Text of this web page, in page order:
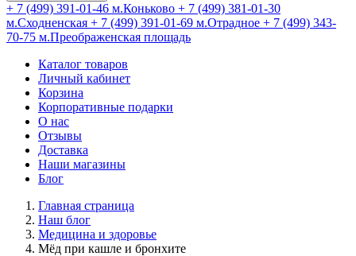
+ 7 (499) 391-01-46 м.Коньково + 7 (499) 381-01-30
м.Сходненская + 7 (499) 391-01-69 м.Отрадное + 7 (499) 343-
70-75 м.Преображенская площадь
Каталог товаров
Личный кабинет
Корзина
Корпоративные подарки
О нас
Отзывы
Доставка
Наши магазины
Блог
Главная страница
Наш блог
Медицина и здоровье
Мёд при кашле и бронхите